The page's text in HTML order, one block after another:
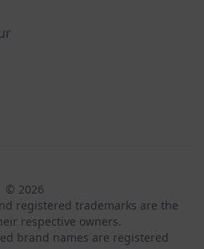
© 2026
registered trademarks are the
respective owners.
brand names are registered